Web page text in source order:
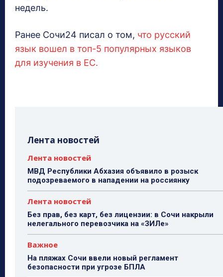
недель.
Ранее Сочи24 писал о том, что русский
язык вошел в топ-5 популярных языков
для изучения в ЕС.
Лента новостей
Лента новостей
МВД Республики Абхазия объявило в розыск
подозреваемого в нападении на россиянку
Лента новостей
Без прав, без карт, без лицензии: в Сочи накрыли
нелегального перевозчика на «ЗИЛе»
Важное
На пляжах Сочи ввели новый регламент
безопасности при угрозе БПЛА